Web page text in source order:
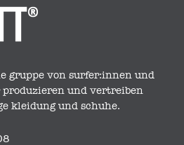
gruppe von surfer:innen und
und vertreiben
kleidung und schuhe.